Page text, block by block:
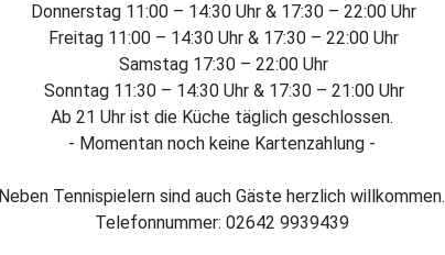
Donnerstag 11:00 – 14:30 Uhr & 17:30 – 22:00 Uhr
Freitag 11:00 – 14:30 Uhr & 17:30 – 22:00 Uhr
Samstag 17:30 – 22:00 Uhr
Sonntag 11:30 – 14:30 Uhr & 17:30 – 21:00 Uhr
Ab 21 Uhr ist die Küche täglich geschlossen.
- Momentan noch keine Kartenzahlung -
Neben Tennispielern sind auch Gäste herzlich willkommen.
Telefonnummer: 02642 9939439